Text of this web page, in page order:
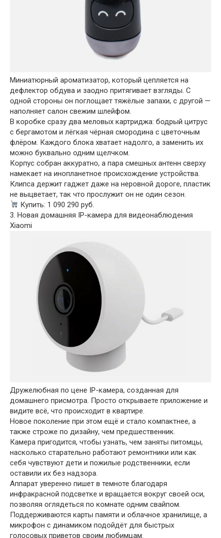
Миниатюрный ароматизатор, который цепляется на
дефлектор обдува и заодно притягивает взгляды. С
одной стороны он поглощает тяжёлые запахи, с другой —
наполняет салон свежим шлейфом.
В коробке сразу два меловых картриджа: бодрый цитрус
с бергамотом и лёгкая чёрная смородина с цветочным
флёром. Каждого блока хватает надолго, а заменить их
можно буквально одним щелчком.
Корпус собран аккуратно, а пара смешных антенн сверху
намекает на инопланетное происхождение устройства.
Клипса держит гаджет даже на неровной дороге, пластик
не выцветает, так что прослужит он не один сезон.
Купить: 1 090 290 руб.
3. Новая домашняя IP-камера для видеонаблюдения
Xiaomi
Дружелюбная по цене IP-камера, созданная для
домашнего присмотра. Просто открываете приложение и
видите всё, что происходит в квартире.
Новое поколение при этом ещё и стало компактнее, а
также строже по дизайну, чем предшественник.
Камера пригодится, чтобы узнать, чем заняты питомцы,
насколько старательно работают ремонтники или как
себя чувствуют дети и пожилые родственники, если
оставили их без надзора.
Аппарат уверенно пишет в темноте благодаря
инфракрасной подсветке и вращается вокруг своей оси,
позволяя оглядеться по комнате одним свайпом.
Поддерживаются карты памяти и облачное хранилище, а
микрофон с динамиком подойдёт для быстрых
голосовых приветов своим любимцам.